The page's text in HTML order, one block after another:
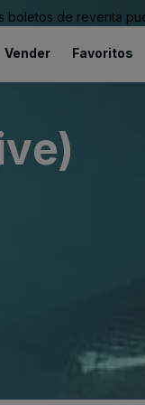
de reventa
Vender Favoritos